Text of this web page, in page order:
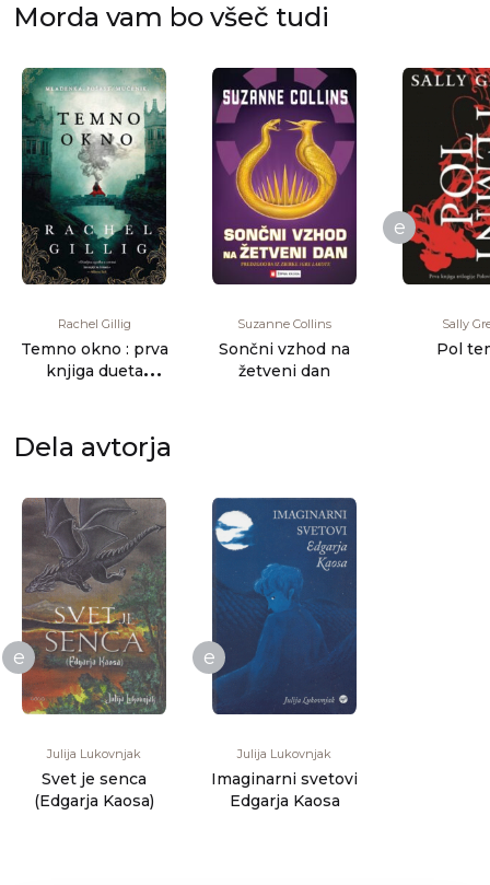
Morda vam bo všeč tudi
Rachel Gillig
Temno okno : prva
knjiga dueta
Suzanne Collins
Sončni vzhod na
žetveni dan
e
Sally
Pol
Dela avtorja
e
Julija Lukovnjak
Svet je senca
(Edgarja Kaosa)
e
Julija Lukovnjak
Imaginarni svetovi
Edgarja Kaosa